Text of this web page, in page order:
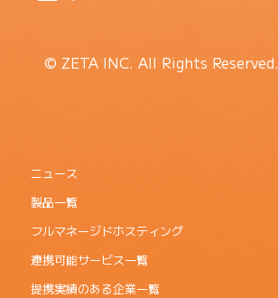
© ZETA INC. All Rights Reserved.
ニュース
製品一覧
フルマネージドホスティング
連携可能サービス一覧
提携実績のある企業一覧